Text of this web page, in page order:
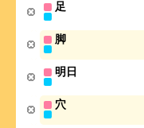
足
脚
明日
穴